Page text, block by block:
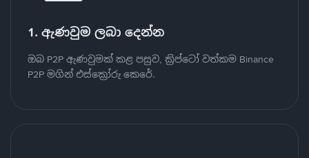
1. ඇණවුම ලබා දෙන්න
ඔබ P2P ඇණවුමක් කළ පසුව, ක්‍රිප්ටෝ වත්කම Binance
P2P මගින් එස්ක්‍රෝරු කෙරේ.